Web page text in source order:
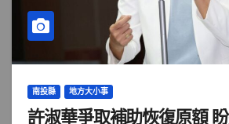
南投縣 地方大小事
許淑華爭取補助恢復原額